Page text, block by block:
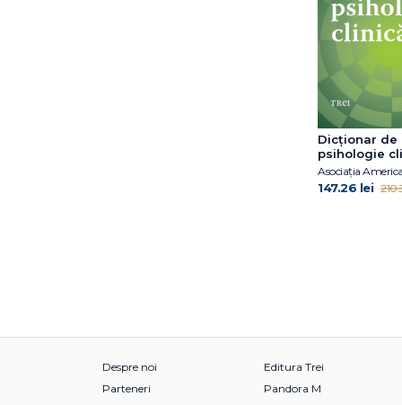
Harold F. Searles
Harold W. Koenigsberg
Harold W. Koenigsberg
Dicționar de
psihologie
147.26 lei
Despre noi
Parteneri
Editura Trei
Pandora M